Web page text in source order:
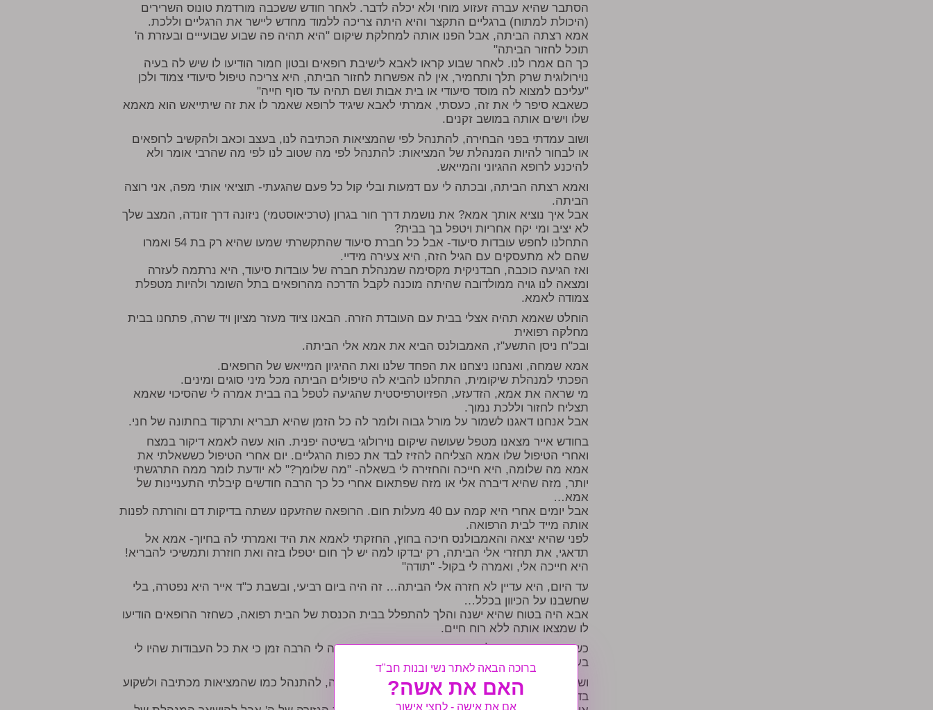
הסתבר שהיא עברה זעזוע מוחי ולא יכלה לדבר. לאחר חודש ששכבה מורדמת טונוס השרירים
(היכולת למתוח) ברגליים התקצר והיא היתה צריכה ללמוד מחדש ליישר את הרגליים וללכת.
אמא רצתה הביתה, אבל הפנו אותה למחלקת שיקום "היא תהיה פה שבוע שבועייים ובעזרת ה'
תוכל לחזור הביתה"
כך הם אמרו לנו. לאחר שבוע קראו לאבא לישיבת רופאים ובטון חמור הודיעו לו שיש לה בעיה
נוירולוגית שרק תלך ותחמיר, אין לה אפשרות לחזור הביתה, היא צריכה טיפול סיעודי צמוד ולכן
"עליכם למצוא לה מוסד סיעודי או בית אבות ושם תהיה עד סוף חייה"
כשאבא סיפר לי את זה, כעסתי, אמרתי לאבא שיגיד לרופא שאמר לו את זה שיתייאש הוא מאמא
שלו וישים אותה במושב זקנים.
ושוב עמדתי בפני הבחירה, להתנהל לפי שהמציאות הכתיבה לנו, בעצב וכאב ולהקשיב לרופאים
או לבחור להיות המנהלת של המציאות: להתנהל לפי מה שטוב לנו לפי מה שהרבי אומר ולא
להיכנע לרופא ההגיוני והמייאש.
ואמא רצתה הביתה, ובכתה לי עם דמעות ובלי קול כל פעם שהגעתי- תוציאי אותי מפה, אני רוצה
הביתה.
אבל איך נוציא אותך אמא? את נושמת דרך חור בגרון (טרכיאוסטמי) ניזונה דרך זונדה, המצב שלך
לא יציב ומי יקח אחריות ויטפל בך בבית?
התחלנו לחפש עובדות סיעוד- אבל כל חברת סיעוד שהתקשרתי שמעו שהיא רק בת 54 ואמרו
שהם לא מתעסקים עם הגיל הזה, היא צעירה מידיי.
ואז הגיעה כוכבה, חבדניקית מקסימה שמנהלת חברה של עובדות סיעוד, היא נרתמה לעזרה
ומצאה לנו גויה ממולדובה שהיתה מוכנה לקבל הדרכה מהרופאים בתל השומר ולהיות מטפלת
צמודה לאמא.
הוחלט שאמא תהיה אצלי בבית עם העובדת הזרה. הבאנו ציוד מעזר מציון ויד שרה, פתחנו בבית
מחלקה רפואית
ובכ"ח ניסן התשע"ז, האמבולנס הביא את אמא אלי הביתה.
אמא שמחה, ואנחנו ניצחנו את הפחד שלנו ואת ההיגיון המייאש של הרופאים.
הפכתי למנהלת שיקומית, התחלנו להביא לה טיפולים הביתה מכל מיני סוגים ומינים.
מי שראה את אמא, הזדעזע, הפזיוטרפיסטית שהגיעה לטפל בה בבית אמרה לי שהסיכוי שאמא
תצליח לחזור וללכת נמוך.
אבל אנחנו דאגנו לשמור על מורל גבוה ולומר לה כל הזמן שהיא תבריא ותרקוד בחתונה של חני.
בחודש אייר מצאנו מטפל שעושה שיקום נוירולוגי בשיטה יפנית. הוא עשה לאמא דיקור במצח
ואחרי הטיפול שלו אמא הצליחה להזיז לבד את כפות הרגליים. יום אחרי הטיפול כששאלתי את
אמא מה שלומה, היא חייכה והחזירה לי בשאלה- "מה שלומך?" לא יודעת לומר ממה התרגשתי
יותר, מזה שהיא דיברה אלי או מזה שפתאום אחרי כל כך הרבה חודשים קיבלתי התעניינות של
אמא…
אבל יומים אחרי היא קמה עם 40 מעלות חום. הרופאה שהזעקנו עשתה בדיקות דם והורתה לפנות
אותה מייד לבית הרפואה.
לפני שהיא יצאה והאמבולנס חיכה בחוץ, החזקתי לאמא את היד ואמרתי לה בחיוך- אמא אל
תדאגי, את תחזרי אלי הביתה, רק יבדקו למה יש לך חום יטפלו בזה ואת חוזרת ותמשיכי להבריא!
היא חייכה אלי, ואמרה לי בקול- "תודה"
עד היום, היא עדיין לא חזרה אלי הביתה… זה היה ביום רביעי, ובשבת כ"ד אייר היא נפטרה, בלי
שחשבנו על הכיוון בכלל…
אבא היה בטוח שהיא ישנה והלך להתפלל בבית הכנסת של הבית רפואה, כשחזר הרופאים הודיעו
לו שמצאו אותה ללא רוח חיים.
כשנגמרה השבעה על אמא, חזרנו הביתה ופתאום היה לי הרבה זמן כי את כל העבודות שהיו לי
בערב ואחר הצהריים ביטלתי כדי לטפל באמא.
ושוב עמדתי בדילמה- להתנהג הכי טבעי ליתומה טריה, להתנהל כמו שהמציאות מכתיבה ולשקוע
בדכדוך של יתמות ואובדן
ברוכה הבאה לאתר נשי ובנות חב"ד
האם את אשה?
אם את אישה - לחצי אישור